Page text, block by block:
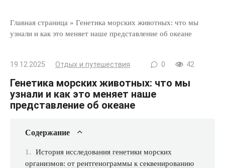
Главная страница » Генетика морских животных: что мы
узнали и как это меняет наше представление об океане
19.12.2025 Отдых и путешествия 0 42
Генетика морских животных: что мы
узнали и как это меняет наше
представление об океане
Содержание
История исследования генетики морских
организмов: от рентгенограммы к секвенированию